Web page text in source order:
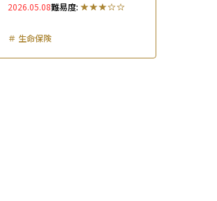
2026.05.08難易度:
＃ 生命保険